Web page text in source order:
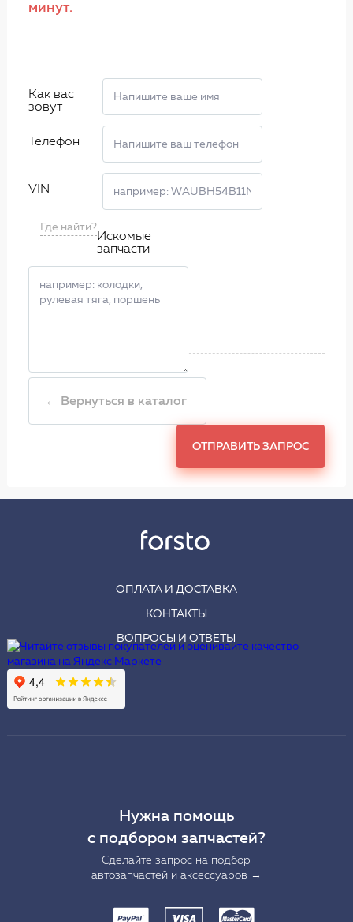
минут.
Как вас
зовут
Телефон
VIN
Где найти?
Искомые
запчасти
← Вернуться в каталог
ОТПРАВИТЬ ЗАПРОС
ОПЛАТА И ДОСТАВКА
КОНТАКТЫ
ВОПРОСЫ И ОТВЕТЫ
Нужна помощь
с подбором запчастей?
Сделайте запрос на подбор
автозапчастей и аксессуаров →